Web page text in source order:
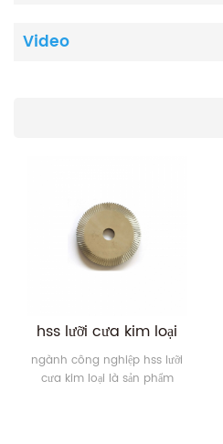
Video
hss lưỡi cưa kim loại
ngành công nghiệp hss lưỡi
cưa kim loại là sản phẩm